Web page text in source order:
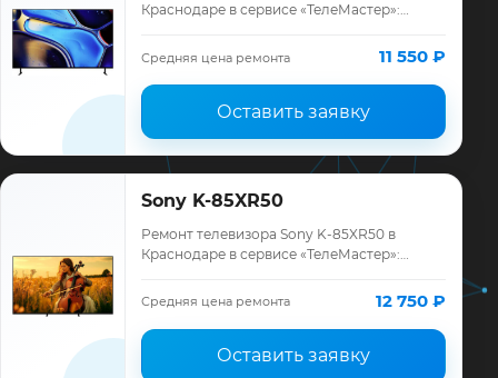
Краснодаре в сервисе «ТелеМастер»:
ремонта, запчасти и гарантия до 12
месяцев.
Средняя цена ремонта 11 550 ₽
Оставить заявку
Sony K-85XR50
Ремонт телевизора Sony K-85XR50 в
Краснодаре в сервисе «ТелеМастер»:
ремонта, запчасти и гарантия до 12
месяцев.
Средняя цена ремонта 12 750 ₽
Оставить заявку